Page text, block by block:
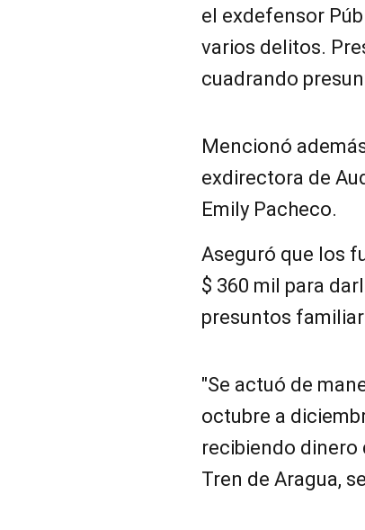
el exdefensor
varios delitos.
cuadrando
Mencionó
exdirectora de
Emily Pacheco.
Aseguró que los
$ 360 mil para
presuntos
"Se actuó de
octubre a
recibiendo dinero
Tren de Aragua,